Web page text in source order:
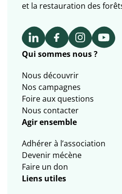
et la restauration des
Qui sommes nous ?
Nous découvrir
Nos campagnes
Foire aux questions
Nous contacter
Agir ensemble
Adhérer à l’association
Devenir mécène
Faire un don
Liens utiles